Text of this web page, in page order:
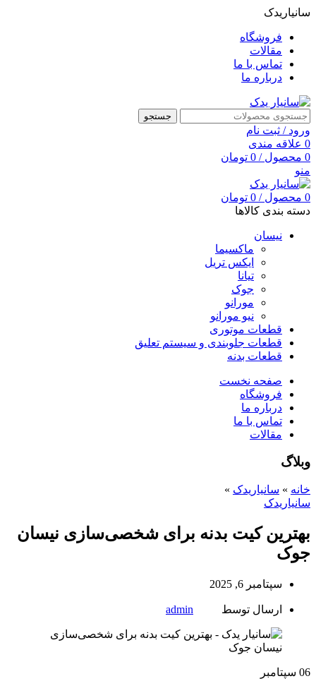
سانیاریدک
فروشگاه
مقالات
تماس با ما
درباره ما
جستجو
ورود / ثبت نام
0 علاقه مندی
0 محصول /
0 تومان
منو
0 محصول /
0 تومان
دسته بندی کالاها
نیسان
ماکسیما
ایکس تریل
تیانا
جوک
مورانو
نیو مورانو
قطعات موتوری
قطعات جلوبندی و سیستم تعلیق
قطعات بدنه
صفحه نخست
فروشگاه
درباره ما
تماس با ما
مقالات
وبلاگ
خانه » سانیاریدک »
سانیاریدک
بهترین کیت بدنه برای شخصی‌سازی نیسان
جوک
سپتامبر 6, 2025
ارسال توسط admin
06 سپتامبر